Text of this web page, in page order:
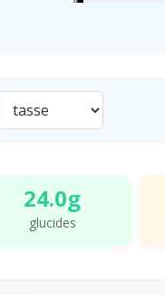
24.0g
glucides